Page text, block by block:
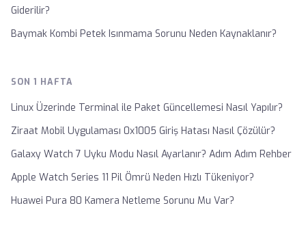
Giderilir?
Baymak Kombi Petek Isınmama Sorunu Neden Kaynaklanır?
SON 1 HAFTA
Linux Üzerinde Terminal ile Paket Güncellemesi Nasıl Yapılır?
Ziraat Mobil Uygulaması 0x1005 Giriş Hatası Nasıl Çözülür?
Galaxy Watch 7 Uyku Modu Nasıl Ayarlanır? Adım Adım Rehber
Apple Watch Series 11 Pil Ömrü Neden Hızlı Tükeniyor?
Huawei Pura 80 Kamera Netleme Sorunu Mu Var?